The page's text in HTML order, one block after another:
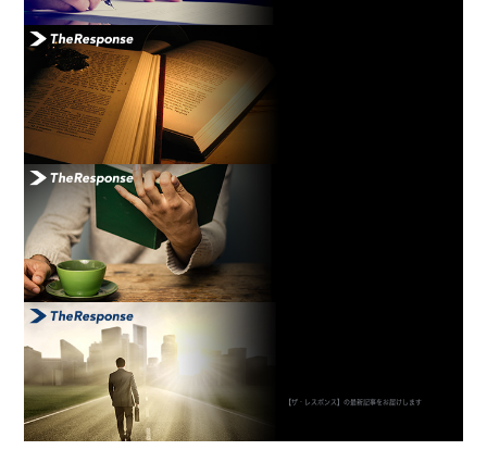
【ザ・レスポンス】の最新記事をお届けします